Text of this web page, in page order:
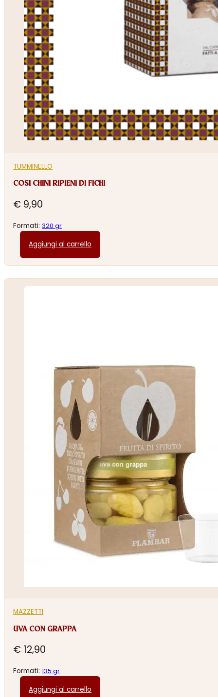
TUMMINELLO
COSI CHINI RIPIENI DI FICHI
€ 9,90
Formati:320 gr
Aggiungi al carrello
MAZZETTI
UVA CON GRAPPA
€ 12,90
Formati:135 gr
Aggiungi al carrello